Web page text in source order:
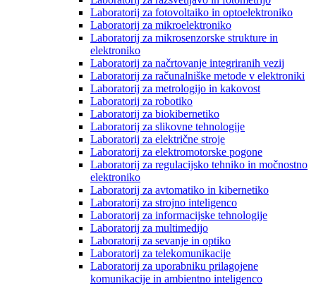
Laboratorij za fotovoltaiko in optoelektroniko
Laboratorij za mikroelektroniko
Laboratorij za mikrosenzorske strukture in
elektroniko
Laboratorij za načrtovanje integriranih vezij
Laboratorij za računalniške metode v elektroniki
Laboratorij za metrologijo in kakovost
Laboratorij za robotiko
Laboratorij za biokibernetiko
Laboratorij za slikovne tehnologije
Laboratorij za električne stroje
Laboratorij za elektromotorske pogone
Laboratorij za regulacijsko tehniko in močnostno
elektroniko
Laboratorij za avtomatiko in kibernetiko
Laboratorij za strojno inteligenco
Laboratorij za informacijske tehnologije
Laboratorij za multimedijo
Laboratorij za sevanje in optiko
Laboratorij za telekomunikacije
Laboratorij za uporabniku prilagojene
komunikacije in ambientno inteligenco